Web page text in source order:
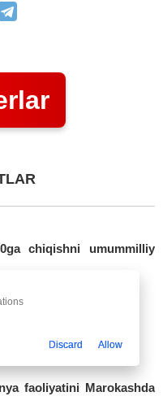
chiqishni umummilliy
faoliyatini Marokashda
Discard Allow